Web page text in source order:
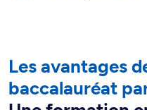
Les avantages
baccalauréat